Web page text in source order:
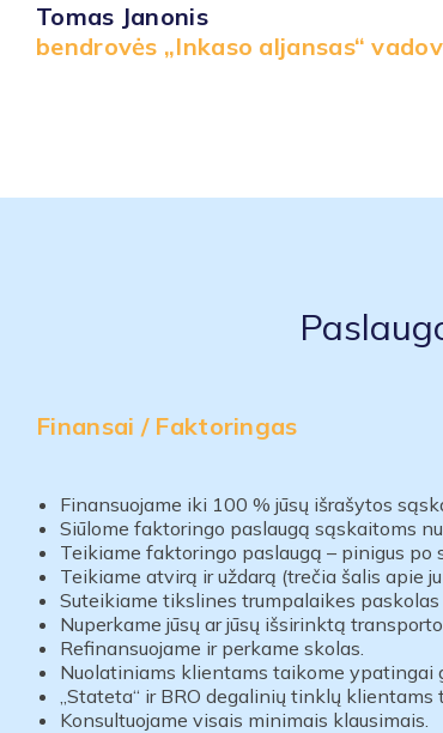
Tomas Janonis
bendrovės „Inkaso aljansas“
Finansai / Faktoringas
Finansuojame iki 100 % jūsų išrašytos
Siūlome faktoringo paslaugą sąskaitoms
Teikiame faktoringo paslaugą – pinigus
Teikiame atvirą iruždarą (trečia šalis apie
Suteikiame tikslines trumpalaikes
Nuperkame jūsų ar jūsų išsirinktą
Refinansuojame ir perkame skolas.
Nuolatiniams klientams taikome ypatingai
„Stateta“ ir BRO degalinių tinklų klientams
Konsultuojame visais minimais klausimais.